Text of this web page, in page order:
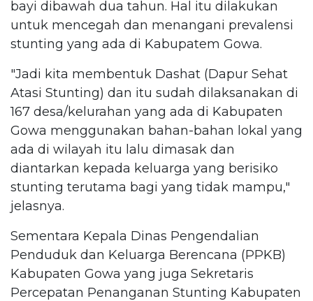
bayi dibawah dua tahun. Hal itu dilakukan
untuk mencegah dan menangani prevalensi
stunting yang ada di Kabupatem Gowa.
"Jadi kita membentuk Dashat (Dapur Sehat
Atasi Stunting) dan itu sudah dilaksanakan di
167 desa/kelurahan yang ada di Kabupaten
Gowa menggunakan bahan-bahan lokal yang
ada di wilayah itu lalu dimasak dan
diantarkan kepada keluarga yang berisiko
stunting terutama bagi yang tidak mampu,"
jelasnya.
Sementara Kepala Dinas Pengendalian
Penduduk dan Keluarga Berencana (PPKB)
Kabupaten Gowa yang juga Sekretaris
Percepatan Penanganan Stunting Kabupaten